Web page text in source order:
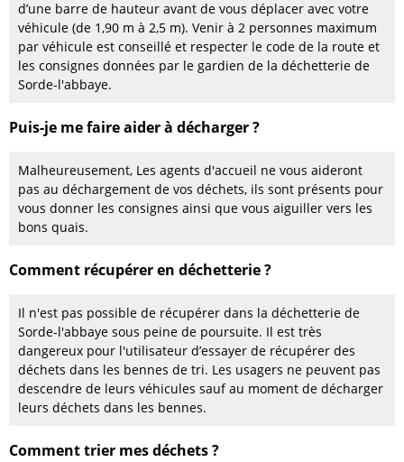
d’une barre de hauteur avant de vous déplacer avec votre
véhicule (de 1,90 m à 2,5 m). Venir à 2 personnes maximum
par véhicule est conseillé et respecter le code de la route et
les consignes données par le gardien de la déchetterie de
Sorde-l'abbaye.
Puis-je me faire aider à décharger ?
Malheureusement, Les agents d'accueil ne vous aideront
pas au déchargement de vos déchets, ils sont présents pour
vous donner les consignes ainsi que vous aiguiller vers les
bons quais.
Comment récupérer en déchetterie ?
Il n'est pas possible de récupérer dans la déchetterie de
Sorde-l'abbaye sous peine de poursuite. Il est très
dangereux pour l'utilisateur d’essayer de récupérer des
déchets dans les bennes de tri. Les usagers ne peuvent pas
descendre de leurs véhicules sauf au moment de décharger
leurs déchets dans les bennes.
Comment trier mes déchets ?